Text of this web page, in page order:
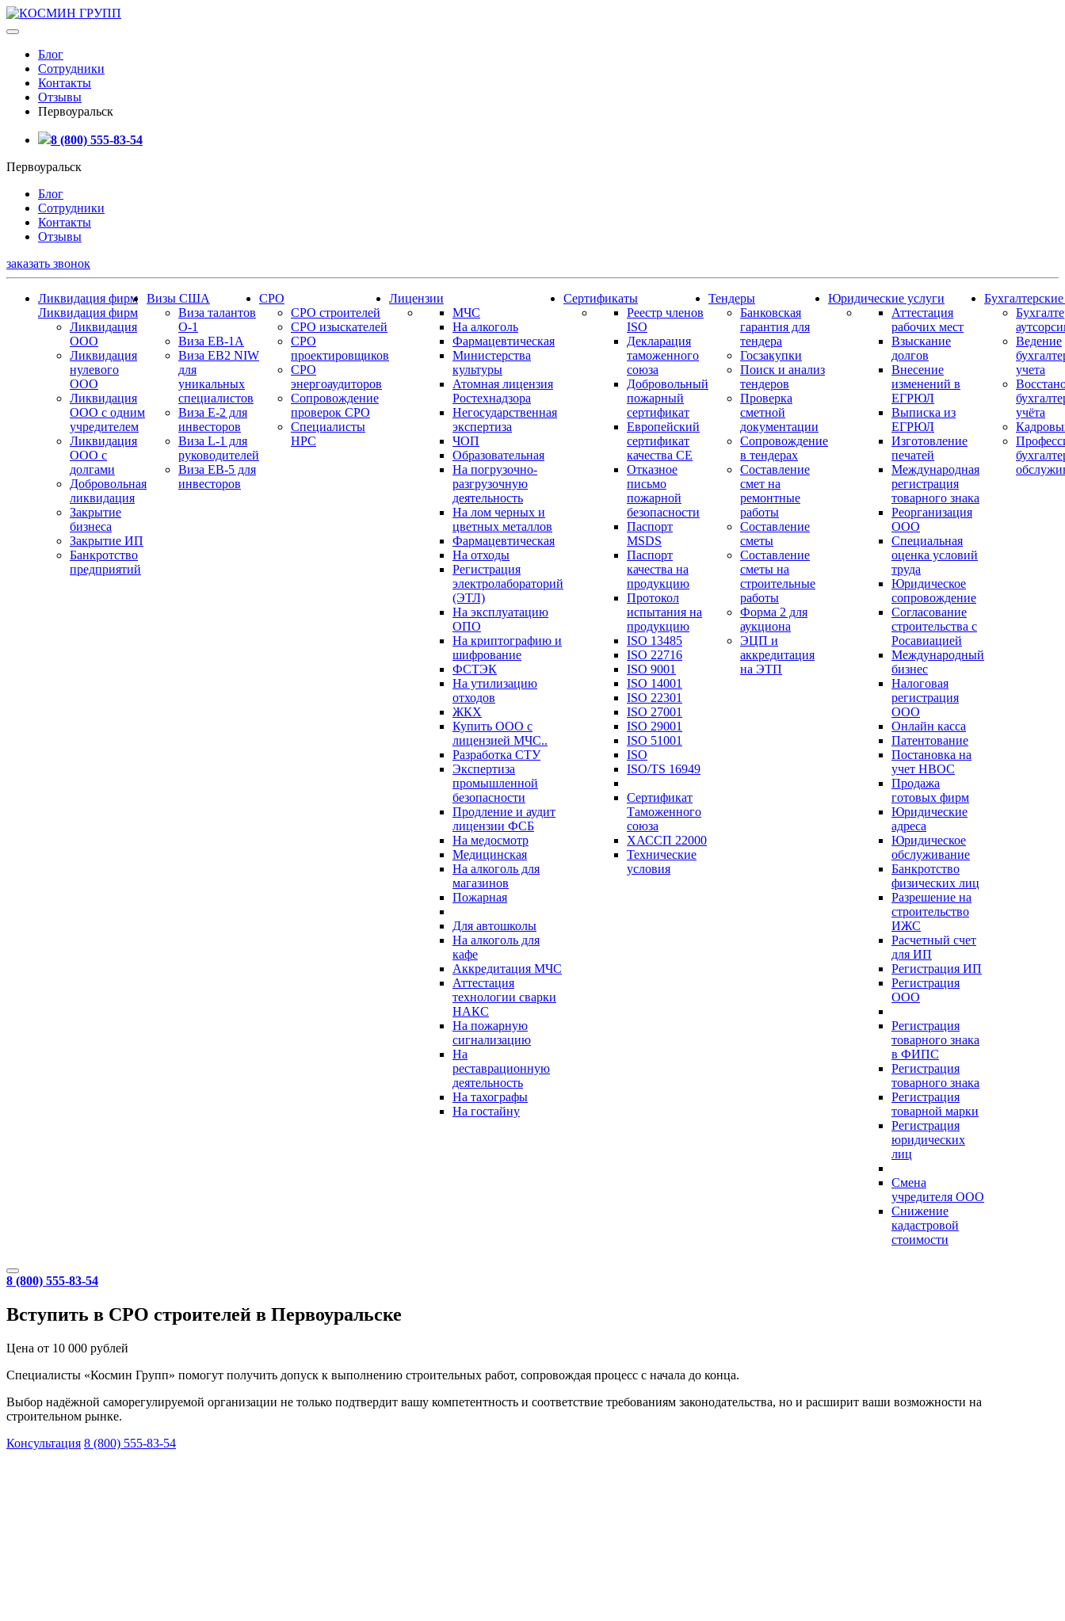
Блог
Сотрудники
Контакты
Отзывы
Первоуральск
8 (800) 555-83-54
Первоуральск
Блог
Сотрудники
Контакты
Отзывы
заказать звонок
Ликвидация фирм
Ликвидация фирм
Ликвидация
ООО
Ликвидация
нулевого
ООО
Ликвидация
ООО с одним
учредителем
Ликвидация
ООО с
долгами
Добровольная
ликвидация
Закрытие
бизнеса
Закрытие ИП
Банкротство
предприятий
Визы США
Виза талантов
О-1
Виза EB-1A
Виза EB2 NIW
для
уникальных
специалистов
Виза E-2 для
инвесторов
Виза L-1 для
руководителей
Виза EB-5 для
инвесторов
СРО
СРО строителей
СРО изыскателей
СРО
проектировщиков
СРО
энергоаудиторов
Сопровождение
проверок СРО
Специалисты
НРС
Лицензии
МЧС
На алкоголь
Фармацевтическая
Министерства
культуры
Атомная лицензия
Ростехнадзора
Негосударственная
экспертиза
ЧОП
Образовательная
На погрузочно-
разгрузочную
деятельность
На лом черных и
цветных металлов
Фармацевтическая
На отходы
Регистрация
электролабораторий
(ЭТЛ)
На эксплуатацию
ОПО
На криптографию и
шифрование
ФСТЭК
На утилизацию
отходов
ЖКХ
Купить ООО с
лицензией МЧС..
Разработка СТУ
Экспертиза
промышленной
безопасности
Продление и аудит
лицензии ФСБ
На медосмотр
Медицинская
На алкоголь для
магазинов
Пожарная
Для автошколы
На алкоголь для
кафе
Аккредитация МЧС
Аттестация
технологии сварки
НАКС
На пожарную
сигнализацию
На
реставрационную
деятельность
На тахографы
На гостайну
Сертификаты
Реестр членов
ISO
Декларация
таможенного
союза
Добровольный
пожарный
сертификат
Европейский
сертификат
качества СЕ
Отказное
письмо
пожарной
безопасности
Паспорт
МSDS
Паспорт
качества на
продукцию
Протокол
испытания на
продукцию
ISO 13485
ISO 22716
ISO 9001
ISO 14001
ISO 22301
ISO 27001
ISO 29001
ISO 51001
ISO
ISO/TS 16949
Сертификат
Таможенного
союза
ХАССП 22000
Технические
условия
Тендеры
Банковская
гарантия для
тендера
Госзакупки
Поиск и анализ
тендеров
Проверка
сметной
документации
Сопровождение
в тендерах
Составление
смет на
ремонтные
работы
Составление
сметы
Составление
сметы на
строительные
работы
Форма 2 для
аукциона
ЭЦП и
аккредитация
на ЭТП
Юридические услуги
Аттестация
рабочих мест
Взыскание
долгов
Внесение
изменений в
ЕГРЮЛ
Выписка из
ЕГРЮЛ
Изготовление
печатей
Международная
регистрация
товарного знака
Реорганизация
ООО
Специальная
оценка условий
труда
Юридическое
сопровождение
Согласование
строительства с
Росавиацией
Международный
бизнес
Налоговая
регистрация
ООО
Онлайн касса
Патентование
Постановка на
учет НВОС
Продажа
готовых фирм
Юридические
адреса
Юридическое
обслуживание
Банкротство
физических лиц
Разрешение на
строительство
ИЖС
Расчетный счет
для ИП
Регистрация ИП
Регистрация
ООО
Регистрация
товарного знака
в ФИПС
Регистрация
товарного знака
Регистрация
товарной марки
Регистрация
юридических
лиц
Смена
учредителя ООО
Снижение
кадастровой
стоимости
Ведение
учета
учёта
8 (800) 555-83-54
Вступить в СРО строителей в Первоуральске
Цена от 10 000 рублей
Специалисты «Космин Групп» помогут получить допуск к выполнению строительных работ, сопровождая процесс с начала до конца.
Выбор надёжной саморегулируемой организации не только подтвердит вашу компетентность и соответствие требованиям законодательства, но и расширит ваши возможности на
строительном рынке.
Консультация 8 (800) 555-83-54